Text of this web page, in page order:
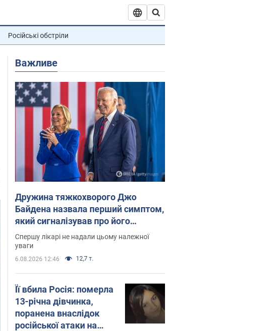
Російські обстріли
Важливе
Дружина тяжкохворого Джо
Байдена назвала перший симптом,
який сигналізував про його
"агресивний" рак
Спершу лікарі не надали цьому належної
уваги
6.08.2026 12:46 12,7 т.
Її вбила Росія: померла
13-річна дівчинка,
поранена внаслідок
російської атаки на